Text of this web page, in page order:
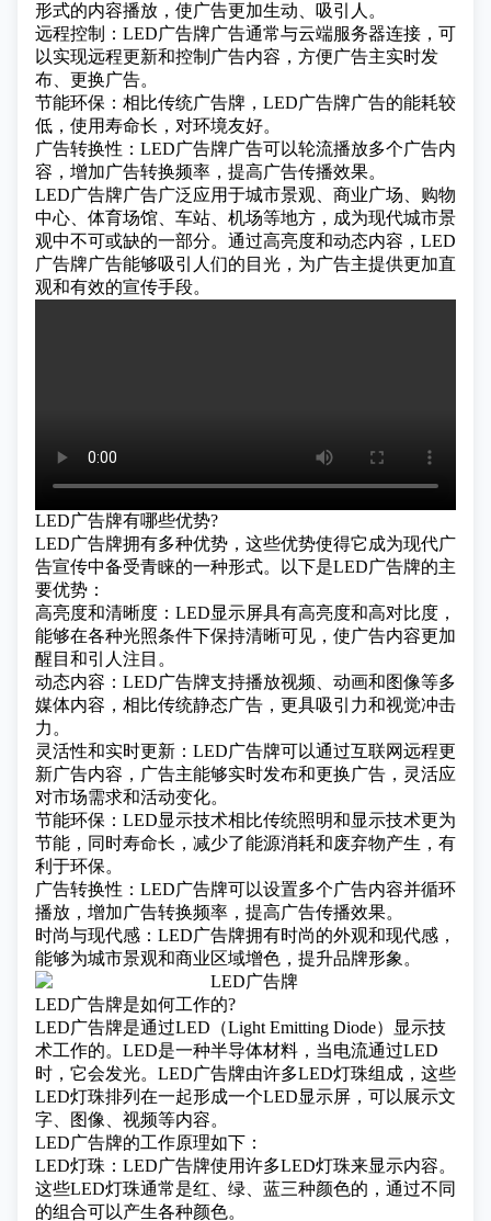
形式的内容播放，使广告更加生动、吸引人。
远程控制：LED广告牌广告通常与云端服务器连接，可
以实现远程更新和控制广告内容，方便广告主实时发
布、更换广告。
节能环保：相比传统广告牌，LED广告牌广告的能耗较
低，使用寿命长，对环境友好。
广告转换性：LED广告牌广告可以轮流播放多个广告内
容，增加广告转换频率，提高广告传播效果。
LED广告牌广告广泛应用于城市景观、商业广场、购物
中心、体育场馆、车站、机场等地方，成为现代城市景
观中不可或缺的一部分。通过高亮度和动态内容，LED
广告牌广告能够吸引人们的目光，为广告主提供更加直
观和有效的宣传手段。
LED广告牌有哪些优势?
LED广告牌拥有多种优势，这些优势使得它成为现代广
告宣传中备受青睐的一种形式。以下是LED广告牌的主
要优势：
高亮度和清晰度：LED显示屏具有高亮度和高对比度，
能够在各种光照条件下保持清晰可见，使广告内容更加
醒目和引人注目。
动态内容：LED广告牌支持播放视频、动画和图像等多
媒体内容，相比传统静态广告，更具吸引力和视觉冲击
力。
灵活性和实时更新：LED广告牌可以通过互联网远程更
新广告内容，广告主能够实时发布和更换广告，灵活应
对市场需求和活动变化。
节能环保：LED显示技术相比传统照明和显示技术更为
节能，同时寿命长，减少了能源消耗和废弃物产生，有
利于环保。
广告转换性：LED广告牌可以设置多个广告内容并循环
播放，增加广告转换频率，提高广告传播效果。
时尚与现代感：LED广告牌拥有时尚的外观和现代感，
能够为城市景观和商业区域增色，提升品牌形象。
LED广告牌是如何工作的?
LED广告牌是通过LED（Light Emitting Diode）显示技
术工作的。LED是一种半导体材料 ，当电流通过LED
时，它会发光。LED广告牌由许多LED灯珠组成，这些
LED灯珠排列在一起形成一个LED显示屏，可以展示文
字、图像、视频等内容。
LED广告牌的工作原理如下：
LED灯珠：LED广告牌使用许多LED灯珠来显示内容。
这些LED灯珠通常是红、绿、蓝三种颜色的，通过不同
的组合可以产生各种颜色。